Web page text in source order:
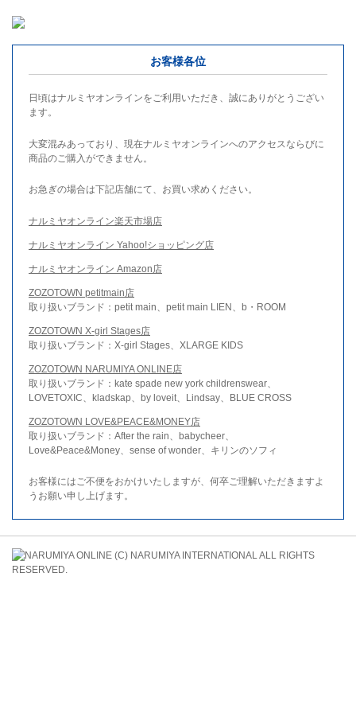
お客様各位
日頃はナルミヤオンラインをご利用いただき、誠にありがとうござい
ます。
大変混みあっており、現在ナルミヤオンラインへのアクセスならびに
商品のご購入ができません。
お急ぎの場合は下記店舗にて、お買い求めください。
ナルミヤオンライン楽天市場店
ナルミヤオンライン Yahoo!ショッピング店
ナルミヤオンライン Amazon店
ZOZOTOWN petitmain店
取り扱いブランド：petit main、petit main LIEN、b・ROOM
ZOZOTOWN X-girl Stages店
取り扱いブランド：X-girl Stages、XLARGE KIDS
ZOZOTOWN NARUMIYA ONLINE店
取り扱いブランド：kate spade new york childrenswear、
LOVETOXIC、kladskap、by loveit、Lindsay、BLUE CROSS
ZOZOTOWN LOVE&PEACE&MONEY店
取り扱いブランド：After the rain、babycheer、
Love&Peace&Money、sense of wonder、キリンのソフィ
お客様にはご不便をおかけいたしますが、何卒ご理解いただきますよ
うお願い申し上げます。